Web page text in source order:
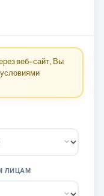
веб-сайт, Вы
ЛИЦАМ